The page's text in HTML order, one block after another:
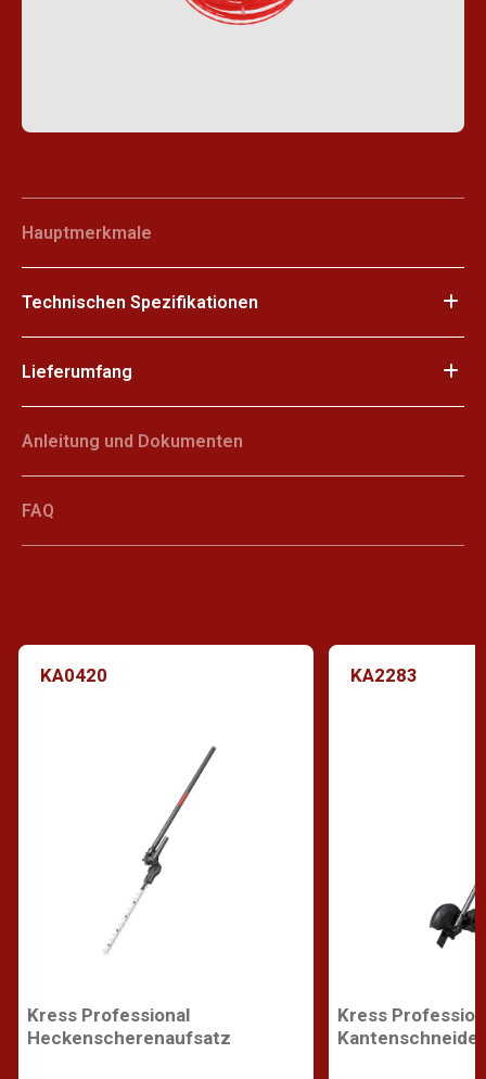
Hauptmerkmale
Technischen Spezifikationen
Lieferumfang
Anleitung und Dokumenten
FAQ
KA0420
Kress Professional
Heckenscherenaufsatz
KA2283
Kress